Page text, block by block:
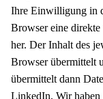
Ihre Einwilligung in
Browser eine
her. Der Inhalt des
Browser übermittelt
übermittelt dann
LinkedIn. Wir haben